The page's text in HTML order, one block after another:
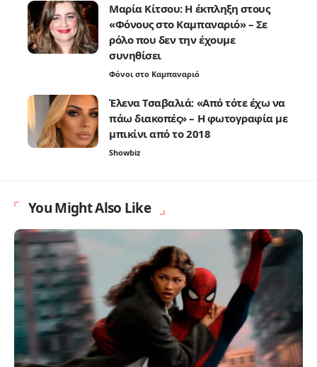
Μαρία Κίτσου: Η έκπληξη στους
«Φόνους στο Καμπαναριό» – Σε
ρόλο που δεν την έχουμε
συνηθίσει
Φόνοι στο Καμπαναριό
Έλενα Τσαβαλιά: «Από τότε έχω να
πάω διακοπές» – Η φωτογραφία με
μπικίνι από το 2018
Showbiz
You Might Also Like